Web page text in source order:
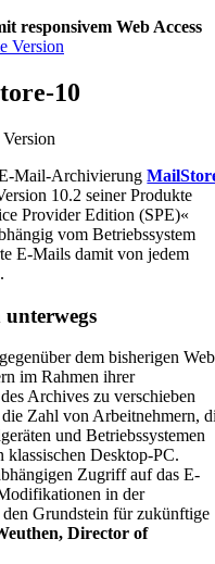
responsivem Web Access
10
E-Mail-Archivierung
10.2 seiner Produkte
Provider Edition (SPE)«
vom Betriebssystem
E-Mails damit von jedem
dem bisherigen Web
im Rahmen ihrer
Archives zu verschieben
Zahl von Arbeitnehmern,
und Betriebssystemen
klassischen Desktop-PC.
Zugriff auf das E-
in der
Grundstein für zukünftige
Director of